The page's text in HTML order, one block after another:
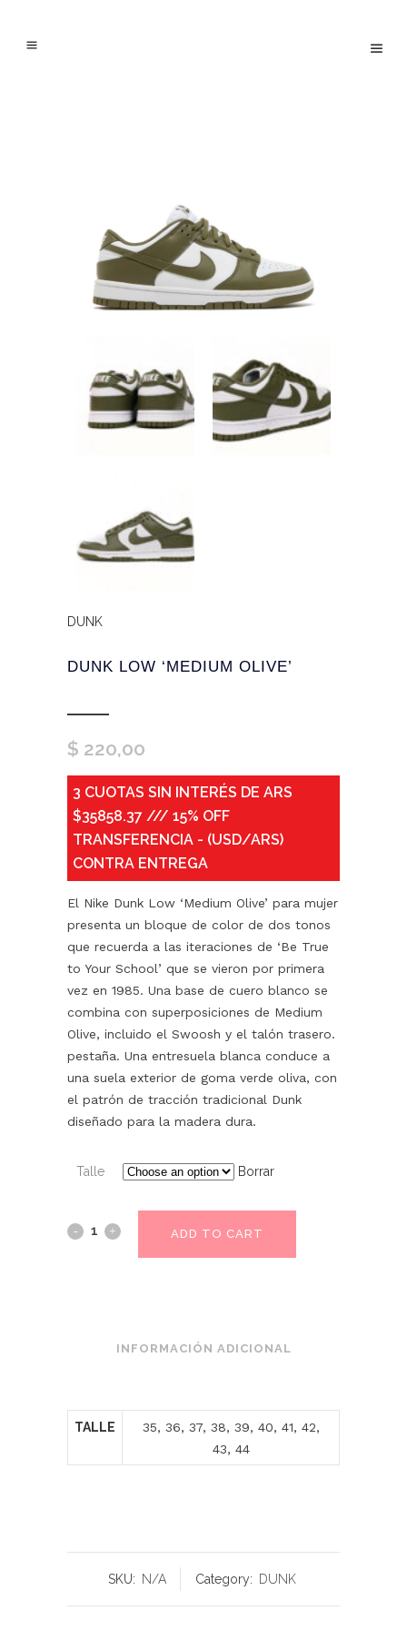
DUNK
DUNK LOW ‘MEDIUM OLIVE’
$ 220,00
3 CUOTAS SIN INTERÉS DE ARS
$35858.37 /// 15% OFF
TRANSFERENCIA - (USD/ARS)
CONTRA ENTREGA
El Nike Dunk Low ‘Medium Olive’ para mujer
presenta un bloque de color de dos tonos
que recuerda a las iteraciones de ‘Be True
to Your School’ que se vieron por primera
vez en 1985. Una base de cuero blanco se
combina con superposiciones de Medium
Olive, incluido el Swoosh y el talón trasero.
pestaña. Una entresuela blanca conduce a
una suela exterior de goma verde oliva, con
el patrón de tracción tradicional Dunk
diseñado para la madera dura.
Talle Borrar
ADD TO CART
INFORMACIÓN ADICIONAL
TALLE
35, 36, 37, 38, 39, 40, 41, 42,
43, 44
SKU: N/A Category: DUNK